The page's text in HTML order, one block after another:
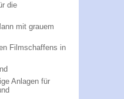
die
mit grauem
Filmschaffens in
Anlagen für